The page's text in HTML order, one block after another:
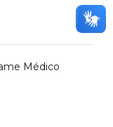
Médico